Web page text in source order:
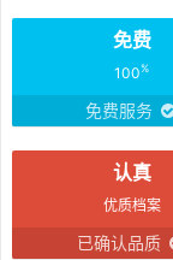
免费
100%
免费服务
认真
优质档案
已确认品质